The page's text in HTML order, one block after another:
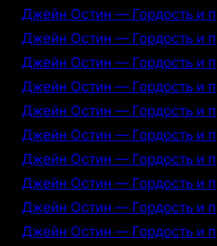
Джейн Остин — Гордость и
Джейн Остин — Гордость и
Джейн Остин — Гордость и
Джейн Остин — Гордость и
Джейн Остин — Гордость и
Джейн Остин — Гордость и
Джейн Остин — Гордость и
Джейн Остин — Гордость и
Джейн Остин — Гордость и
Джейн Остин — Гордость и